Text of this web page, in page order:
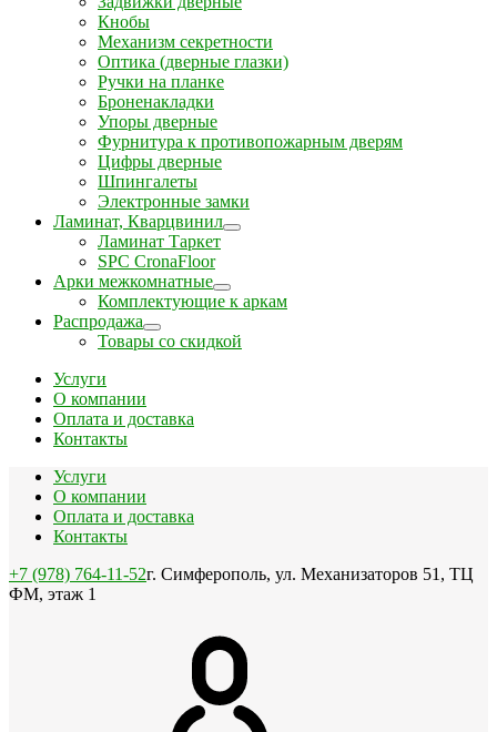
Кнобы
Механизм секретности
Оптика (дверные глазки)
Ручки на планке
Броненакладки
Упоры дверные
Фурнитура к противопожарным дверям
Цифры дверные
Шпингалеты
Электронные замки
Ламинат, Кварцвинил
Ламинат Таркет
SPC CronaFloor
Арки межкомнатные
Комплектующие к аркам
Распродажа
Товары со скидкой
Услуги
О компании
Оплата и доставка
Контакты
Услуги
О компании
Оплата и доставка
Контакты
+7 (978) 764-11-52г. Симферополь, ул. Механизаторов 51, ТЦ
ФМ, этаж 1